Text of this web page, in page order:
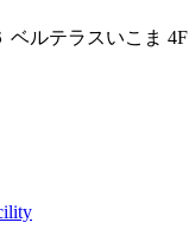
ベルテラスいこま 4F